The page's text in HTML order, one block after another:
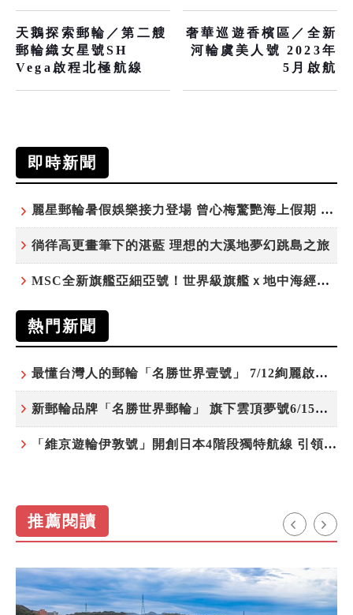
天鵝探索郵輪／第二艘
郵輪織女星號SH
Vega啟程北極航線
奢華巡遊香檳區／全新
河輪虞美人號 2023年
5月啟航
即時新聞
麗星郵輪暑假娛樂接力登場 曾心梅驚艷海上假期 康康、紀曉君領銜演出
徜徉高更畫筆下的湛藍 理想的大溪地夢幻跳島之旅
MSC全新旗艦亞細亞號！世界級旗艦ｘ地中海經典 最值得期待的歐洲遊輪之旅
熱門新聞
最懂台灣人的郵輪「名勝世界壹號」 7/12絢麗啟航 分齡娛樂夜未央
新郵輪品牌「名勝世界郵輪」 旗下雲頂夢號6/15開始營運
「維京遊輪伊敦號」開創日本4階段獨特航線 引領奢華旅遊新風尚
推薦閱讀